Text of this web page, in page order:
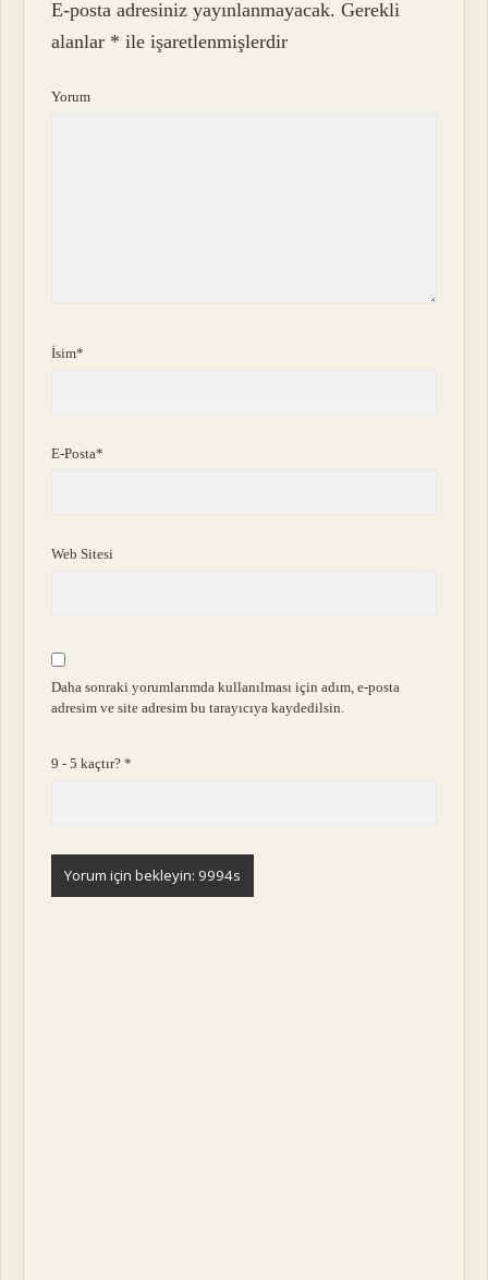
E-posta adresiniz yayınlanmayacak. Gerekli
alanlar * ile işaretlenmişlerdir
Yorum
İsim*
E-Posta*
Web Sitesi
Daha sonraki yorumlarımda kullanılması için adım, e-posta
adresim ve site adresim bu tarayıcıya kaydedilsin.
9 - 5 kaçtır?*